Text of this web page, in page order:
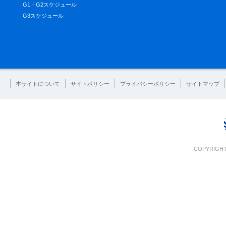
G1・G2スケジュール
G3スケジュール
本サイトについて サイトポリシー プライバシーポリシー サイトマップ